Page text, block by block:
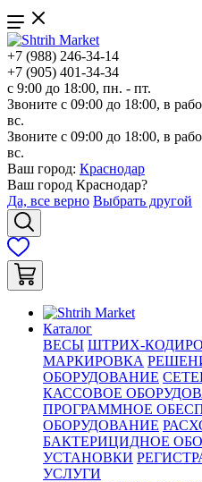
+7 (988) 246-34-14
+7 (905) 401-34-34
с 9:00 до 18:00, пн. - пт.
Звоните с 09:00 до 18:00, в
вс.
Звоните с 09:00 до 18:00, в
вс.
Ваш город: Краснодар
Ваш город Краснодар?
Да, все верно Выбрать другой
Каталог
ВЕСЫ ШТРИХ-
МАРКИРОВКА
ОБОРУДОВАНИЕ
КАССОВОЕ
ПРОГРАММНОЕ
ОБОРУДОВАНИЕ
БАКТЕРИЦИДНОЕ
УСТАНОВКИ
УСЛУГИ